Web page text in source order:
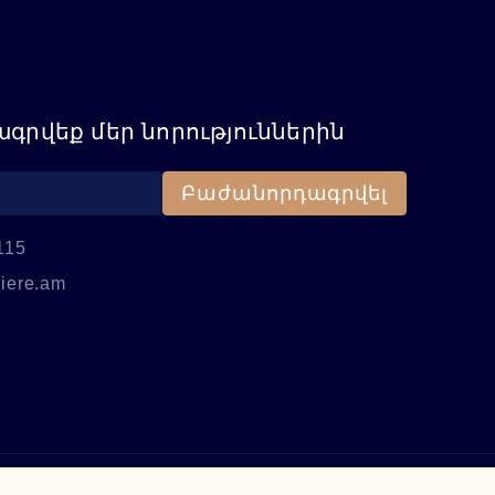
մեր նորություններին
Բաժանորդագրվել